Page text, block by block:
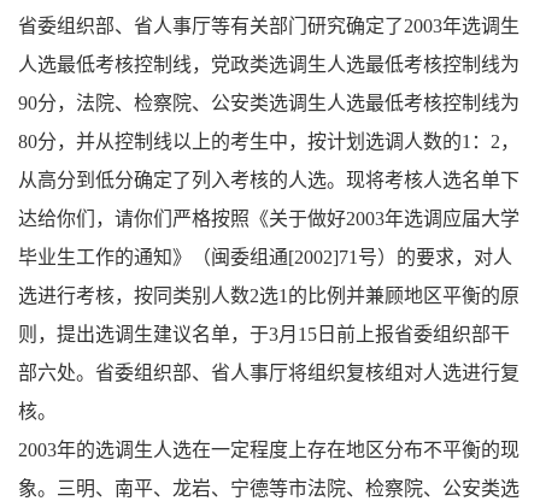
省委组织部、省人事厅等有关部门研究确定了2003年选调生
人选最低考核控制线，党政类选调生人选最低考核控制线为
90分，法院、检察院、公安类选调生人选最低考核控制线为
80分，并从控制线以上的考生中，按计划选调人数的1：2，
从高分到低分确定了列入考核的人选。现将考核人选名单下
达给你们，请你们严格按照《关于做好2003年选调应届大学
毕业生工作的通知》（闽委组通[2002]71号）的要求，对人
选进行考核，按同类别人数2选1的比例并兼顾地区平衡的原
则，提出选调生建议名单，于3月15日前上报省委组织部干
部六处。省委组织部、省人事厅将组织复核组对人选进行复
核。
2003年的选调生人选在一定程度上存在地区分布不平衡的现
象。三明、南平、龙岩、宁德等市法院、检察院、公安类选